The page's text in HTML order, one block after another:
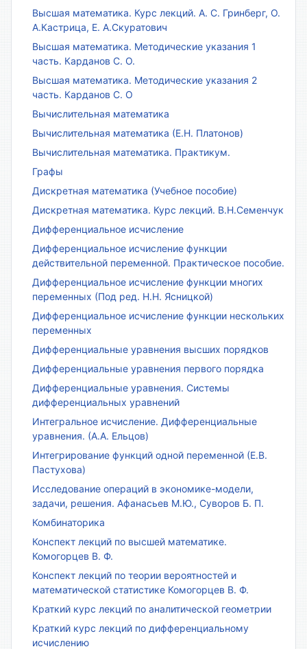
Высшая математика. Курс лекций. А. С. Гринберг, О.
А.Кастрица, Е. А.Скуратович
Высшая математика. Методические указания 1
часть. Карданов С. О.
Высшая математика. Методические указания 2
часть. Карданов С. О
Вычислительная математика
Вычислительная математика (Е.Н. Платонов)
Вычислительная математика. Практикум.
Графы
Дискретная математика (Учебное пособие)
Дискретная математика. Курс лекций. В.Н.Семенчук
Дифференциальное исчисление
Дифференциальное исчисление функции
действительной переменной. Практическое пособие.
Дифференциальное исчисление функции многих
переменных (Под ред. Н.Н. Ясницкой)
Дифференциальное исчисление функции нескольких
переменных
Дифференциальные уравнения высших порядков
Дифференциальные уравнения первого порядка
Дифференциальные уравнения. Системы
дифференциальных уравнений
Интегральное исчисление. Дифференциальные
уравнения. (А.А. Ельцов)
Интегрирование функций одной переменной (Е.В.
Пастухова)
Исследование операций в экономике-модели,
задачи, решения. Афанасьев М.Ю., Суворов Б. П.
Комбинаторика
Конспект лекций по высшей математике.
Комогорцев В. Ф.
Конспект лекций по теории вероятностей и
математической статистике Комогорцев В. Ф.
Краткий курс лекций по аналитической геометрии
Краткий курс лекций по дифференциальному
исчислению